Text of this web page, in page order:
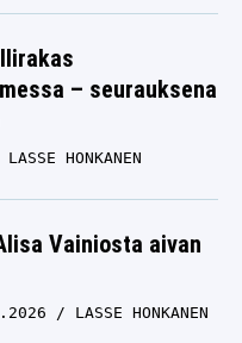
– seurauksena
LASSE HONKANEN
Vainiosta aivan
LASSE HONKANEN